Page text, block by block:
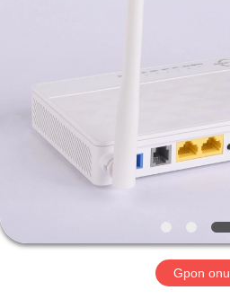
ΕΡΓΟΣΤΑΣΊΩΝ
ΠΟΙΟΤΙΚΌΣ
ΈΛΕΓΧΟΣ
ΜΑΣ
ΕΛΆΤΕ
Gpon onu